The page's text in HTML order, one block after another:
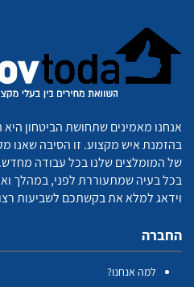
אנחנו מאמינים שתחושת הביטחון
בהזמנת איש מקצוע. זו הסיבה שאנו
של המומלצים שלנו בכל עבודה
בכל בעיה שמתעוררת לפני, במהלך
וידאג למלא את בקשתכם לשביעות
החברה
למה אנחנו?